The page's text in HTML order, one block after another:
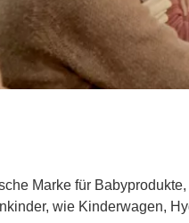
Marke für
wie Kinderwagen,